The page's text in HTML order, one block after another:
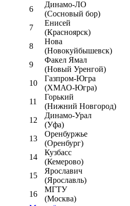
6
Динамо-ЛО
(Сосновый бор)
7
Енисей
(Красноярск)
8
Нова
(Новокуйбышевск)
9
Факел Ямал
(Новый Уренгой)
10
Газпром-Югра
(ХМАО-Югра)
11
Горький
(Нижний Новгород)
12
Динамо-Урал
(Уфа)
13
Оренбуржье
(Оренбург)
14
Кузбасс
(Кемерово)
15
Ярославич
(Ярославль)
16
МГТУ
(Москва)